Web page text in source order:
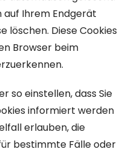
auf Ihrem Endgerät
löschen. Diese Cookies
Browser beim
so einstellen, dass Sie
informiert werden
erlauben, die
bestimmte Fälle oder